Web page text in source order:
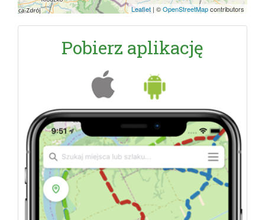
Leaflet | ©OpenStreetMapcontributors
Pobierz aplikację